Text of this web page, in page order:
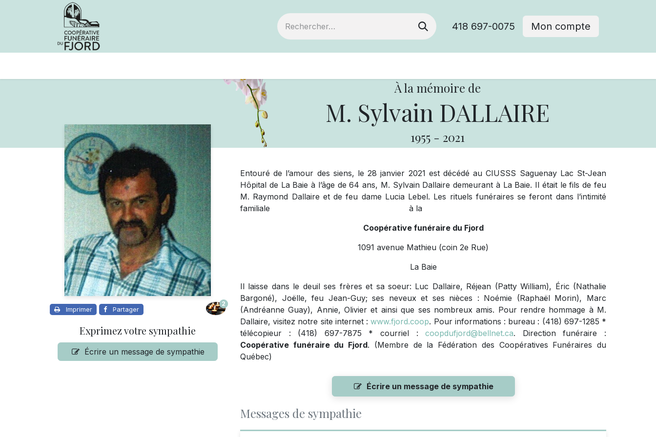
418 697-0075 Mon compte
À la mémoire de
M. Sylvain DALLAIRE
1955 - 2021
Imprimer Partager
2
Exprimez votre sympathie
Écrire un message de sympathie
Entouré de l’amour des siens, le 28 janvier 2021 est décédé au CIUSSS Saguenay Lac St-Jean
Hôpital de La Baie à l’âge de 64 ans, M. Sylvain Dallaire demeurant à La Baie. Il était le fils de feu
M. Raymond Dallaire et de feu dame Lucia Lebel. Les rituels funéraires se feront dans l’intimité
familiale à la
Coopérative funéraire du Fjord
1091 avenue Mathieu (coin 2e Rue)
La Baie
Il laisse dans le deuil ses frères et sa soeur: Luc Dallaire, Réjean (Patty William), Éric (Nathalie
Bargoné), Joëlle, feu Jean-Guy; ses neveux et ses nièces : Noémie (Raphaël Morin), Marc
(Andréanne Guay), Annie, Olivier et ainsi que ses nombreux amis. Pour rendre hommage à M.
Dallaire, visitez notre site internet :www.fjord.coop. Pour informations : bureau : (418) 697-1285 *
télécopieur : (418) 697-7875 * courriel :coopdufjord@bellnet.ca. Direction funéraire :
Coopérative funéraire du Fjord. (Membre de la Fédération des Coopératives Funéraires du
Québec)
Écrire un message de sympathie
Messages de sympathie